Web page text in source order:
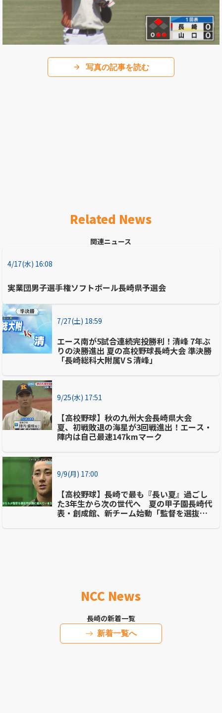
写真の記事を読む
Related News
関連ニュース
4/17(水) 16:08
実業団男子選手権ソフトボール長崎県予選会
7/27(土) 18:59
エース南が5試合連続完投勝利！清峰 7年ぶ
りの決勝進出 夏の高校野球長崎大会 準決勝
「長崎総科大附属VＳ清峰」
9/25(水) 17:51
【高校野球】秋の九州大会長崎県大会
夏、初戦敗退の海星が3回戦進出！エース・
陣内は自己最速147kmマーク
9/9(月) 17:00
【高校野球】長崎で最も『長い夏』過ごし
た3年生から次の世代へ 夏の甲子園長崎代
表・創成館、新チーム始動「監督を選抜に
NCC News
長崎の新着一覧
新着一覧へ